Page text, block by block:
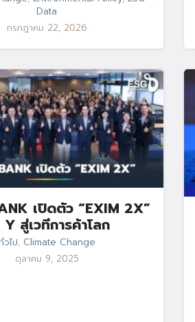
Data
กรกฎาคม 22, 2026
เปิดตัว “EXIM 2X”
สู่เวทีการค้าโลก
ทั่วไป, Climate Change
ตุลาคม 9, 2025